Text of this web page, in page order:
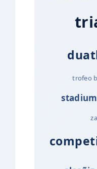
trofeo